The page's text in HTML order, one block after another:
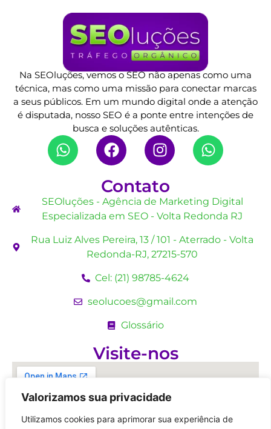
Valorizamos sua privacidade
Utilizamos cookies para aprimorar sua experiência de
Na SEOluções, vemos o SEO não apenas como uma
técnica, mas como uma missão para conectar marcas
a seus públicos. Em um mundo digital onde a atenção
é disputada, nosso SEO é a ponte entre intenções de
busca e soluções autênticas.
Contato
SEOluções - Agência de Marketing Digital
Especializada em SEO - Volta Redonda RJ
Rua Luiz Alves Pereira, 13 / 101 - Aterrado - Volta
Redonda-RJ, 27215-570
Cel: (21) 98785-4624
seolucoes@gmail.com
Glossário
Visite-nos